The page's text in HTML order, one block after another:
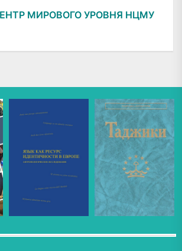
МИРОВОГО УРОВНЯ НЦМУ